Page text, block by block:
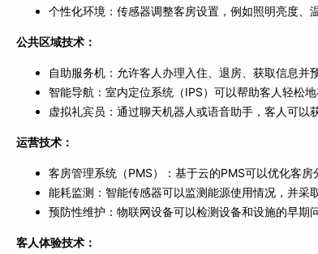
个性化环境：传感器调整客房设置，例如照明亮度、
公共区域技术：
自助服务机：允许客人办理入住、退房、获取信息并
智能导航：室内定位系统（IPS）可以帮助客人轻松
虚拟礼宾员：通过聊天机器人或语音助手，客人可以
运营技术：
客房管理系统（PMS）：基于云的PMS可以优化客房
能耗监测：智能传感器可以监测能源使用情况，并采
预防性维护：物联网设备可以检测设备和设施的早期
客人体验技术：